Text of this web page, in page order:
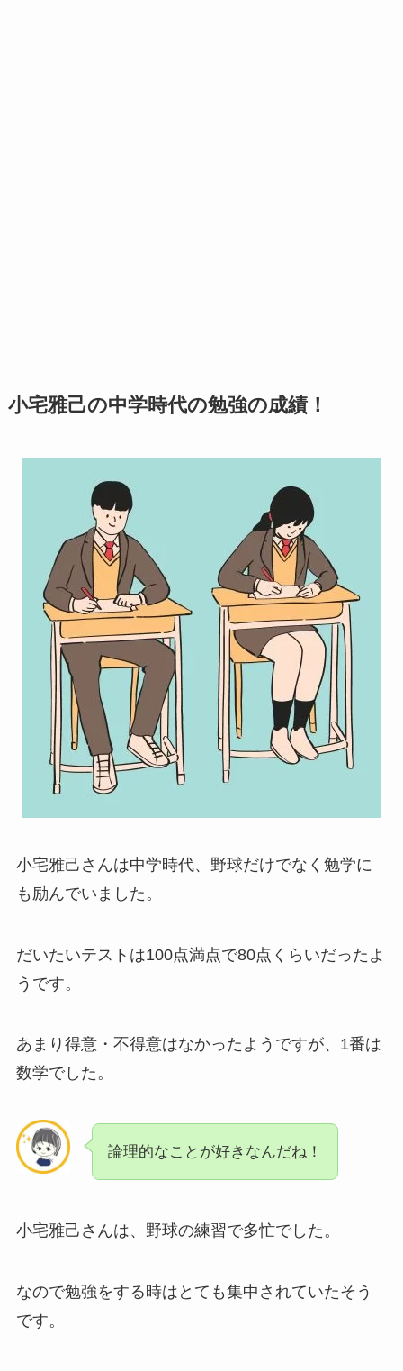
小宅雅己の中学時代の勉強の成績！
小宅雅己さんは中学時代、野球だけでなく勉学に
も励んでいました。
だいたいテストは100点満点で80点くらいだったよ
うです。
あまり得意・不得意はなかったようですが、1番は
数学でした。
論理的なことが好きなんだね！
小宅雅己さんは、野球の練習で多忙でした。
なので勉強をする時はとても集中されていたそう
です。